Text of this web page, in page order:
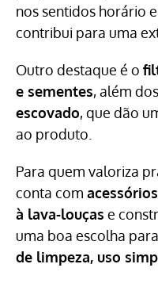
nos sentidos horário
contribui para uma
Outro destaque é o
e sementes, além
escovado, que dão
ao produto.
Para quem valoriza
conta com
à lava-louças e
uma boa escolha
de limpeza, uso